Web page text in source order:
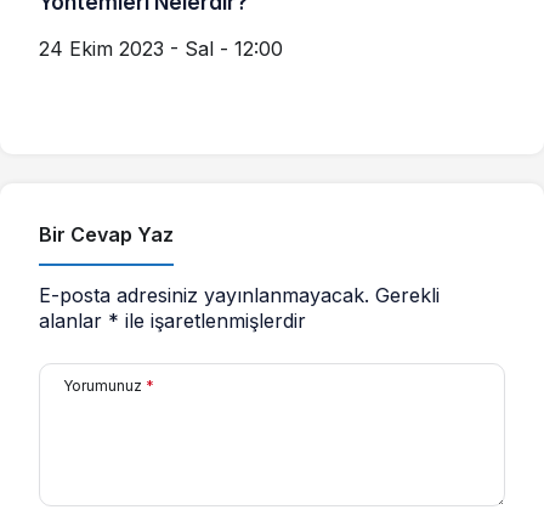
24 Ekim 2023 - Sal - 12:00
Bir Cevap Yaz
E-posta adresiniz yayınlanmayacak. Gerekli
alanlar * ile işaretlenmişlerdir
Yorumunuz *